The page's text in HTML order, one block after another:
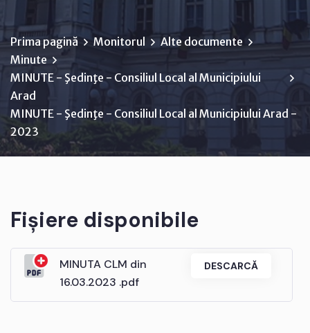
Prima pagină Monitorul
Alte documente
Minute
MINUTE - Şedinţe - Consiliul Local al Municipiului
Arad
MINUTE - Şedinţe - Consiliul Local al Municipiului Arad -
2023
Fișiere disponibile
MINUTA CLM din
16.03.2023 .pdf
DESCARCĂ